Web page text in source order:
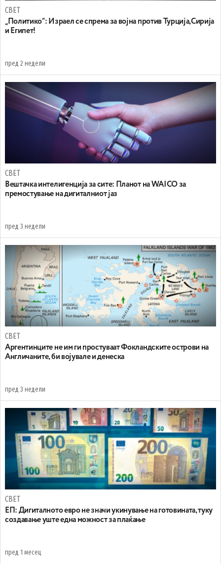
СВЕТ
„Политико“: Израел се спрема за војна против Турција,Сирија
и Египет!
пред 2 недели
СВЕТ
Вештачка интелигенција за сите: Планот на WAICO за
премостување на дигиталниот јаз
пред 3 недели
СВЕТ
Аргентинците не им ги простуваат Фокландските острови на
Англичаните, би војувале и денеска
пред 3 недели
СВЕТ
ЕП: Дигиталното евро не значи укинување на готовината, туку
создавање уште една можност за плаќање
пред 1 месец